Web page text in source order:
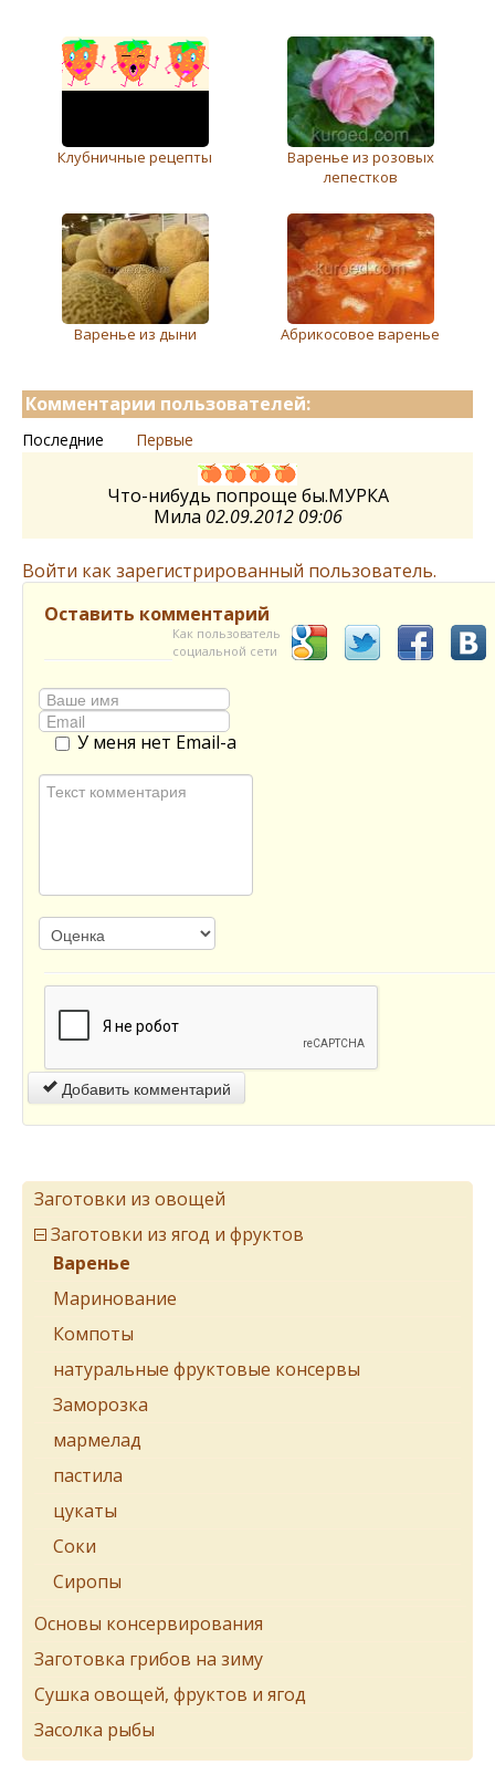
Клубничные рецепты
Варенье из розовых
лепестков
Варенье из дыни Абрикосовое варенье
Комментарии пользователей:
Последние Первые
Что-нибудь попроще бы.МУРКА
Мила 02.09.2012 09:06
Войти как зарегистрированный пользователь.
Оставить комментарий
Как пользователь
социальной сети
У меня нет Email-а
Добавить комментарий
Заготовки из овощей
Заготовки из ягод и фруктов
Варенье
Маринование
Компоты
натуральные фруктовые консервы
Заморозка
мармелад
пастила
цукаты
Соки
Сиропы
Основы консервирования
Заготовка грибов на зиму
Сушка овощей, фруктов и ягод
Засолка рыбы